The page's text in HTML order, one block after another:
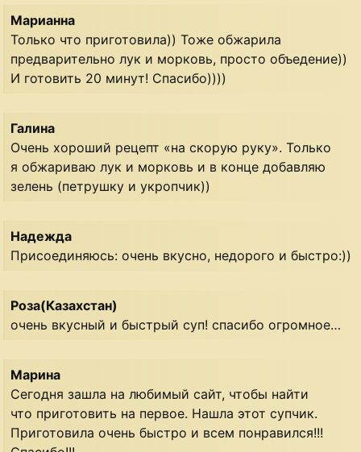
Марианна
Только что приготовила)) Тоже обжарила
предварительно лук и морковь, просто объедение))
И готовить 20 минут! Спасибо))))
Галина
Очень хороший рецепт «на скорую руку». Только
я обжариваю лук и морковь и в конце добавляю
зелень (петрушку и укропчик))
Надежда
Присоединяюсь: очень вкусно, недорого и быстро:))
Роза(Казахстан)
очень вкусный и быстрый суп! спасибо огромное…
Марина
Сегодня зашла на любимый сайт, чтобы найти
что приготовить на первое. Нашла этот супчик.
Приготовила очень быстро и всем понравился!!!